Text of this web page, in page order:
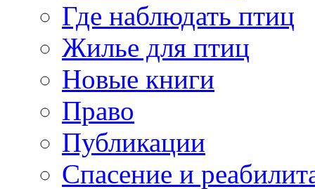
Где наблюдать птиц
Жилье для птиц
Новые книги
Право
Публикации
Спасение и